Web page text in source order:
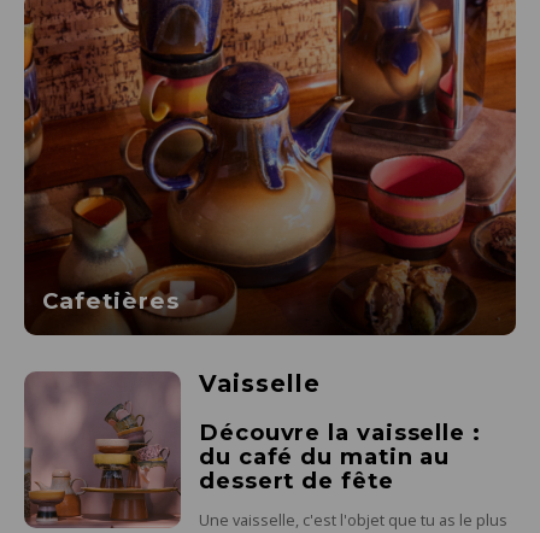
Cafetières
Vaisselle
Découvre la vaisselle :
du café du matin au
dessert de fête
Une vaisselle, c'est l'objet que tu as le plus